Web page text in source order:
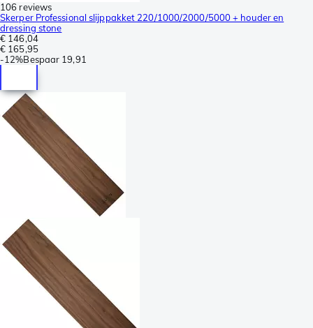
106 reviews
Skerper Professional slijppakket 220/1000/2000/5000 + houder en
dressing stone
€ 146,04
€ 165,95
-12%Bespaar 19,91